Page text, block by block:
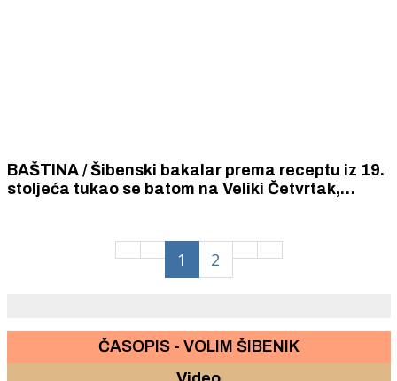
BAŠTINA / Šibenski bakalar prema receptu iz 19.
stoljeća tukao se batom na Veliki Četvrtak,
1 2
ČASOPIS - VOLIM ŠIBENIK